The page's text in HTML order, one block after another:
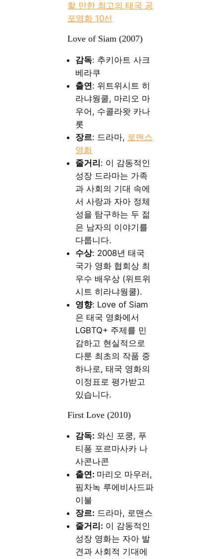
할 만한 최고의 태국 공
포영화 10선
Love of Siam (2007)
감독: 추키아트 사크
베라쿠
출연: 위트위시트 히
라냐웡쿨, 마리오 마
우어, 수콜라왓 카나
롯
장르: 드라마, 로맨스
영화
줄거리: 이 감동적인
성장 드라마는 가족
과 사회의 기대 속에
서 사랑과 자아 정체
성을 탐구하는 두 젊
은 남자의 이야기를
다룹니다.
수상: 2008년 태국
국가 영화 협회상 최
우수 배우상 (위트위
시트 히라냐웡쿨).
영향: Love of Siam
은 태국 영화에서
LGBTQ+ 주제를 민
감하고 현실적으로
다룬 최초의 작품 중
하나로, 태국 영화의
이정표로 평가받고
있습니다.
First Love (2010)
감독: 와신 포쿵, 푸
티퐁 포르마사카 나
사콘나콘
출연: 마리오 마우러,
핌차녹 루에비사드파
이불
장르: 드라마, 로맨스
줄거리: 이 감동적인
성장 영화는 자아 발
견과 사회적 기대에